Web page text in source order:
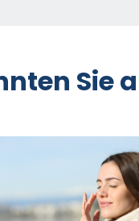
Sie